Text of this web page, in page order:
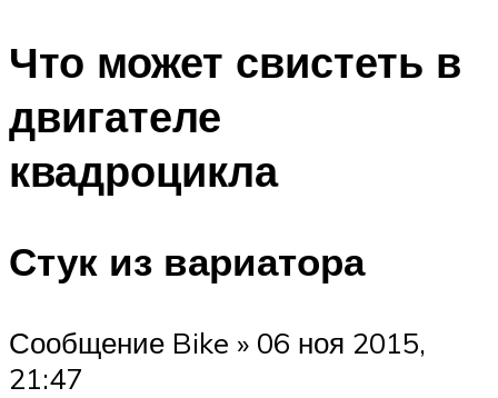
Что может свистеть в
двигателе
квадроцикла
Стук из вариатора
Сообщение Bike » 06 ноя 2015,
21:47